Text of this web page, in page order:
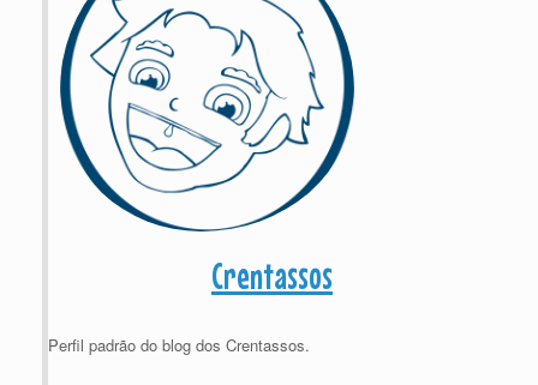
Crentassos
Perfil padrão do blog dos Crentassos.